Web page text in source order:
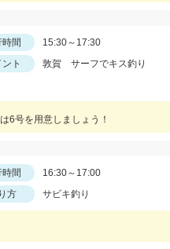
間
15:30～17:30
ト
敦賀 サーフでキス釣り
6号を用意しましょう！
間
16:30～17:00
方 サビキ釣り